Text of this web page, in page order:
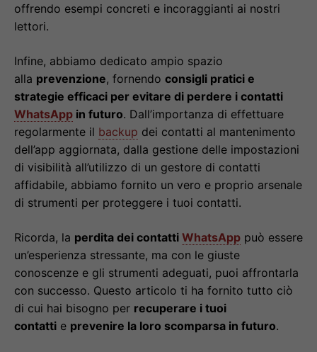
offrendo esempi concreti e incoraggianti ai nostri
lettori.
Infine, abbiamo dedicato ampio spazio
alla prevenzione, fornendo consigli pratici e
strategie efficaci per evitare di perdere i contatti
WhatsApp in futuro. Dall’importanza di effettuare
regolarmente il backup dei contatti al mantenimento
dell’app aggiornata, dalla gestione delle impostazioni
di visibilità all’utilizzo di un gestore di contatti
affidabile, abbiamo fornito un vero e proprio arsenale
di strumenti per proteggere i tuoi contatti.
Ricorda, la perdita dei contatti WhatsApp può essere
un’esperienza stressante, ma con le giuste
conoscenze e gli strumenti adeguati, puoi affrontarla
con successo. Questo articolo ti ha fornito tutto ciò
di cui hai bisogno per recuperare i tuoi
contatti e prevenire la loro scomparsa in futuro.